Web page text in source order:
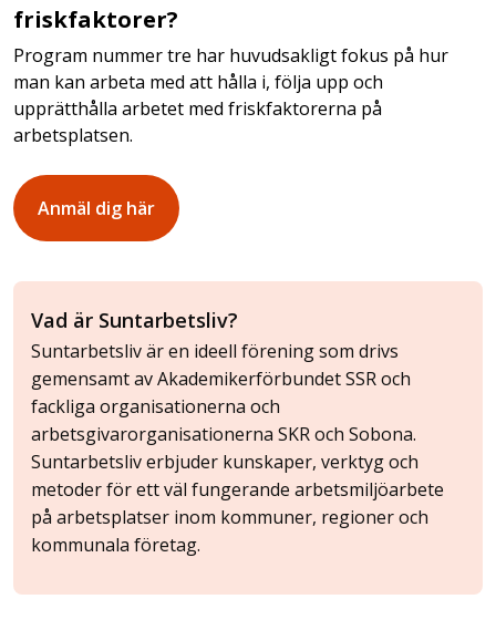
friskfaktorer?
Program nummer tre har huvudsakligt fokus på hur
man kan arbeta med att hålla i, följa upp och
upprätthålla arbetet med friskfaktorerna på
arbetsplatsen.
Anmäl dig här
Vad är Suntarbetsliv?
Suntarbetsliv är en ideell förening som drivs
gemensamt av Akademikerförbundet SSR och
fackliga organisationerna och
arbetsgivarorganisationerna SKR och Sobona.
Suntarbetsliv erbjuder kunskaper, verktyg och
metoder för ett väl fungerande arbetsmiljöarbete
på arbetsplatser inom kommuner, regioner och
kommunala företag.